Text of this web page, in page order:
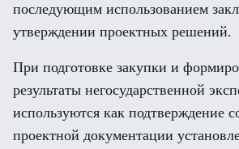
последующим использованием
утверждении проектных решений.
При подготовке закупки и
результаты негосударственной
используются как подтверждение
проектной документации